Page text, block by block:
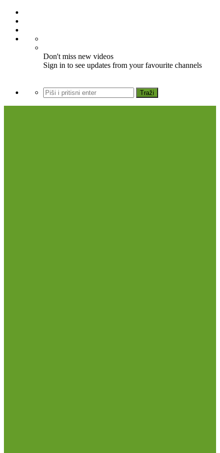
Don't miss new videos
Sign in to see updates from your favourite channels